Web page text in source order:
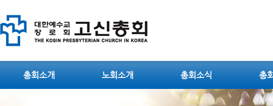
총회소개 노회소개 총회소식 총
Sketchbook5, 스케치북5